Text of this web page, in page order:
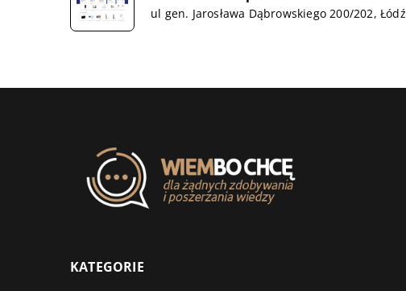
ul gen. Jarosława Dąbrowskiego 200/202, Łódź
KATEGORIE